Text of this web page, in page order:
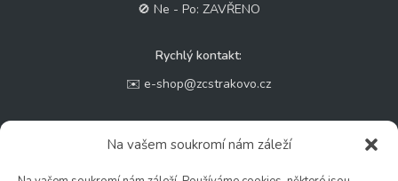
Na vašem soukromí nám záleží
🚫 Ne - Po: ZAVŘENO
Rychlý kontakt:
✉️ e-shop@zcstrakovo.cz